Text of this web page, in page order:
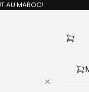
AU MAROC!